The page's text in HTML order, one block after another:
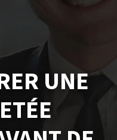
UNE